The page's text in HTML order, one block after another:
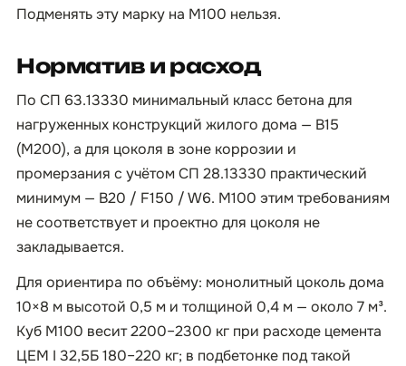
Подменять эту марку на М100 нельзя.
Норматив и расход
По СП 63.13330 минимальный класс бетона для
нагруженных конструкций жилого дома — B15
(М200), а для цоколя в зоне коррозии и
промерзания с учётом СП 28.13330 практический
минимум — B20 / F150 / W6. М100 этим требованиям
не соответствует и проектно для цоколя не
закладывается.
Для ориентира по объёму: монолитный цоколь дома
10×8 м высотой 0,5 м и толщиной 0,4 м — около 7 м³.
Куб М100 весит 2200–2300 кг при расходе цемента
ЦЕМ I 32,5Б 180–220 кг; в подбетонке под такой